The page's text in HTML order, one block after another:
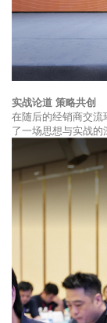
实战论道 策略共创
在随后的经销商交
了一场思想与实战的